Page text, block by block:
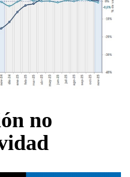
no